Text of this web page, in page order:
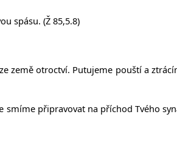
spásu. (Ž 85,5.8)
země otroctví. Putujeme pouští a
smíme připravovat na příchod Tvého